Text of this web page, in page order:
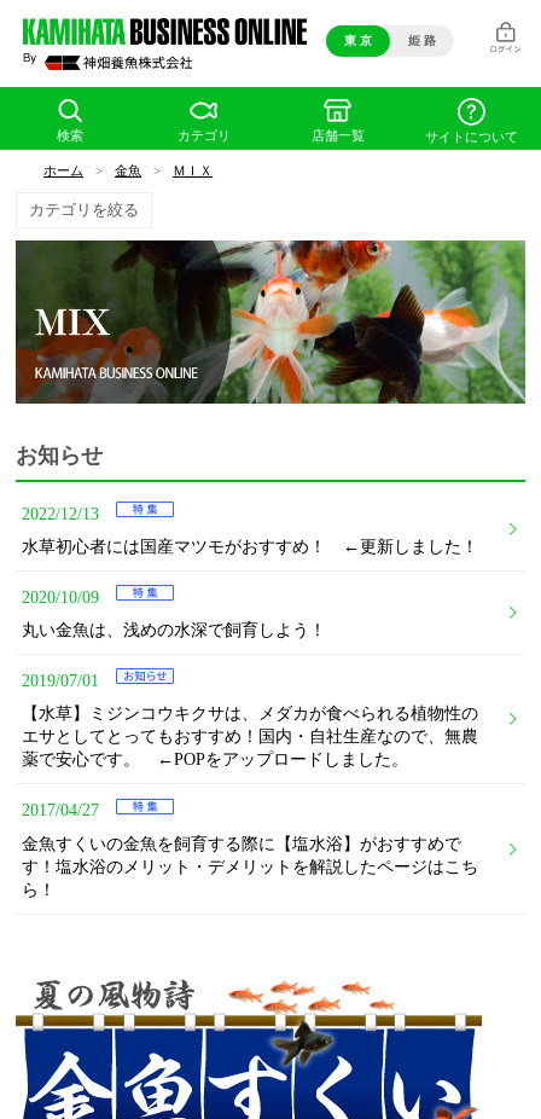
東 京 姫 路
検索 カテゴリ 店舗一覧 サイトについて
ホーム > 金魚 > ＭＩＸ
カテゴリを絞る
お知らせ
2022/12/13
水草初心者には国産マツモがおすすめ！ ←更新しました！
2020/10/09
丸い金魚は、浅めの水深で飼育しよう！
2019/07/01
【水草】ミジンコウキクサは、メダカが食べられる植物性の
エサとしてとってもおすすめ！国内・自社生産なので、無農
薬で安心です。 ←POPをアップロードしました。
2017/04/27
金魚すくいの金魚を飼育する際に【塩水浴】がおすすめで
す！塩水浴のメリット・デメリットを解説したページはこち
ら！